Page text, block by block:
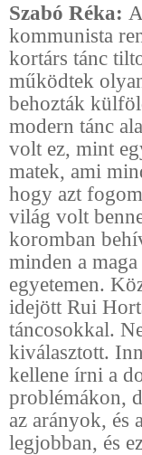
Szabó Réka:
kommunista
kortárs tánc
működtek
behozták
modern tánc
volt ez, mint
matek, ami
hogy azt
világ volt
koromban
minden a
egyetemen.
idejött Rui
táncosokkal.
kiválasztott.
kellene írni a
problémákon,
az arányok, és
legjobban, és